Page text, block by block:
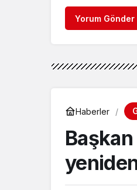
Yorum Gönder
Haberler
Başkan